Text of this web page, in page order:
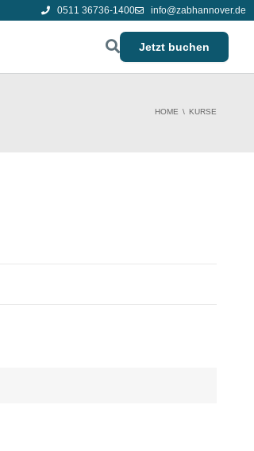
0511 36736-1400 info@zabhannover.de
Jetzt buchen
HOME KURSE